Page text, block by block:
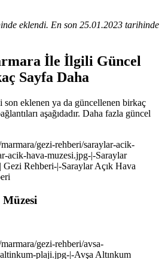
eklendi. En son 25.01.2023 tarihinde
İle İlgili Güncel
Sayfa Daha
eklenen ya da güncellenen birkaç
aşağıdadır. Daha fazla güncel
gezi-rehberi/saraylar-acik-
acik-hava-muzesi.jpg-|-Saraylar
Rehberi-|-Saraylar Açık Hava
gezi-rehberi/avsa-
plaji.jpg-|-Avşa Altınkum